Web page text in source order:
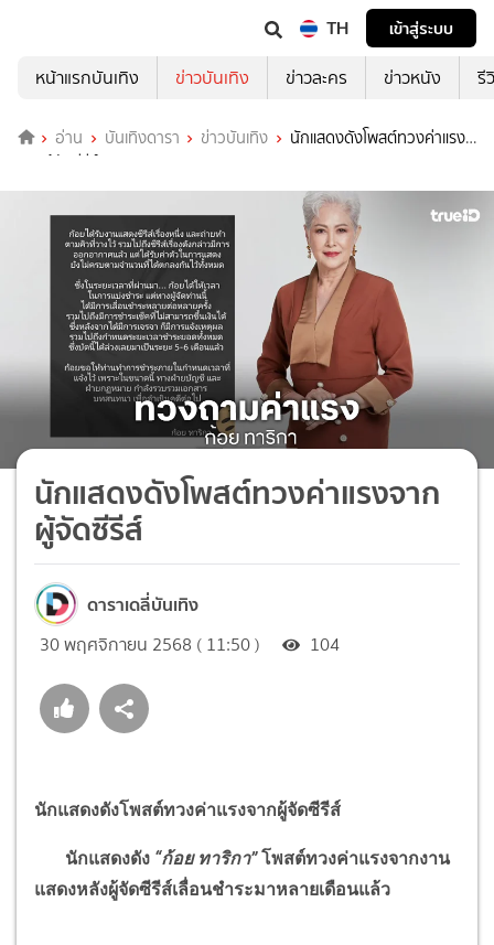
TH
เข้าสู่ระบบ
หน้าแรกบันเทิง
ข่าวบันเทิง ข่าวละคร ข่าวหนัง รี
อ่าน บันเทิงดารา ข่าวบันเทิง
นักแสดงดังโพสต์ทวงค่าแรง
จากผู้จัดซีรีส์
นักแสดงดังโพสต์ทวงค่าแรงจาก
ผู้จัดซีรีส์
ดาราเดลี่บันเทิง
30 พฤศจิกายน 2568 ( 11:50 ) 104
นักแสดงดังโพสต์ทวงค่าแรงจากผู้จัดซีรีส์
นักแสดงดัง “ก้อย ทาริกา”โพสต์ทวงค่าแรงจากงาน
แสดงหลังผู้จัดซีรีส์เลื่อนชำระมาหลายเดือนแล้ว